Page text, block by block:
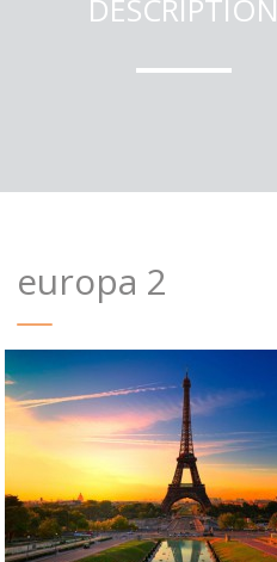
DESCRIPTION
europa 2